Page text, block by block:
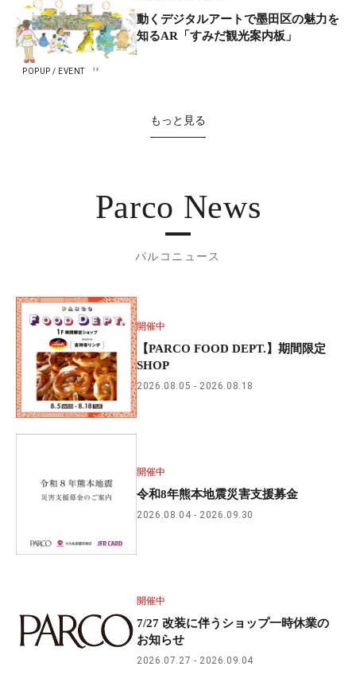
POPUP / EVENT
動くデジタルアートで墨田区の魅力を
知るAR「すみだ観光案内板」
もっと見る
Parco News
パルコニュース
開催中
【PARCO FOOD DEPT.】期間限定
SHOP
2026.08.05 2026.08.18
開催中
令和8年熊本地震災害支援募金
2026.08.04 2026.09.30
開催中
7/27 改装に伴うショップ一時休業の
お知らせ
2026.07.27 2026.09.04